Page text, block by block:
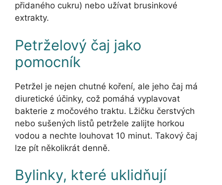
přidaného cukru) nebo užívat brusinkové
extrakty.
Petrželový čaj jako
pomocník
Petržel je nejen chutné koření, ale jeho čaj má
diuretické účinky, což pomáhá vyplavovat
bakterie z močového traktu. Lžičku čerstvých
nebo sušených listů petržele zalijte horkou
vodou a nechte louhovat 10 minut. Takový čaj
lze pít několikrát denně.
Bylinky, které uklidňují